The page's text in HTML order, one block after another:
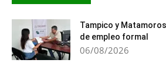
Tampico y
de empleo formal
06/08/2026